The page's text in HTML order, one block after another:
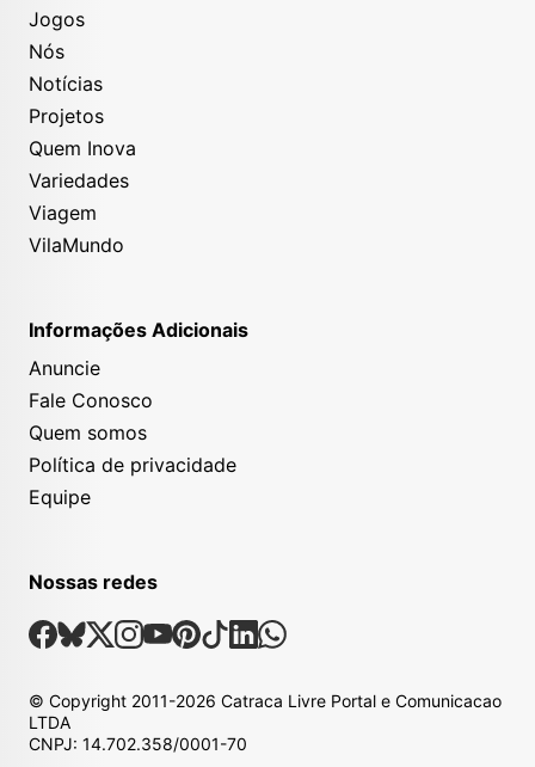
Jogos
Nós
Notícias
Projetos
Quem Inova
Variedades
Viagem
VilaMundo
Informações Adicionais
Anuncie
Fale Conosco
Quem somos
Política de privacidade
Equipe
Nossas redes
Nossas Redes Sociais
Facebook
Bsky
X Instagram
Youtube
Pinterest
TiktokLinkedin
Whatsapp
© Copyright 2011-2026 Catraca Livre Portal e Comunicacao
LTDA
CNPJ: 14.702.358/0001-70